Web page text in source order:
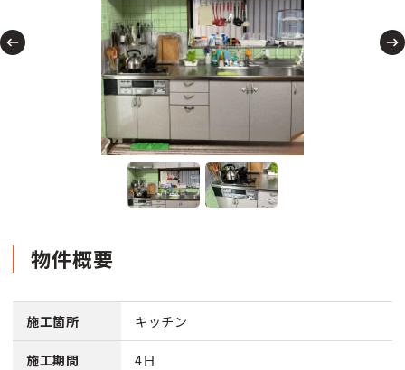
物件概要
施工箇所 キッチン
施工期間 4日